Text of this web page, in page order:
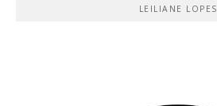
LEILIANE LOPES